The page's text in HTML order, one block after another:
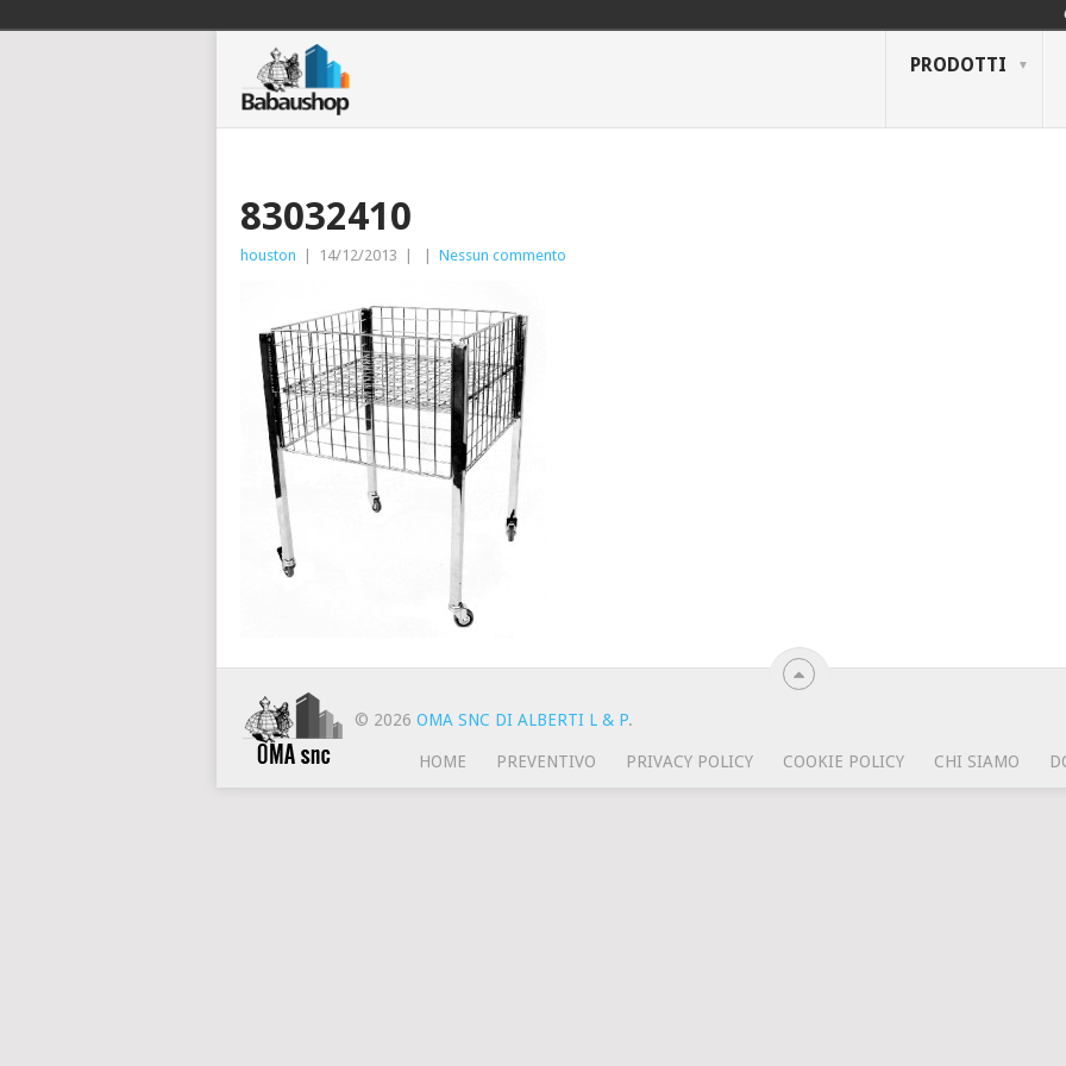
PRODOTTI
83032410
houston 14/12/2013 Nessun commento
© 2026 OMA SNC DI ALBERTI L & P.
HOME PREVENTIVO PRIVACY POLICY COOKIE POLICY CHI SIAMO